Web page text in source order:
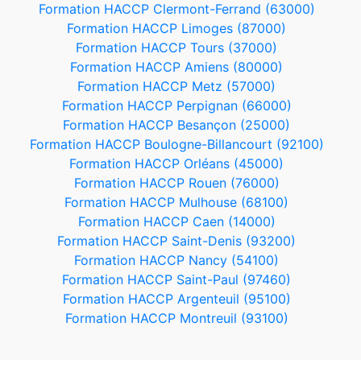
Formation HACCP Clermont-Ferrand (63000)
Formation HACCP Limoges (87000)
Formation HACCP Tours (37000)
Formation HACCP Amiens (80000)
Formation HACCP Metz (57000)
Formation HACCP Perpignan (66000)
Formation HACCP Besançon (25000)
Formation HACCP Boulogne-Billancourt (92100)
Formation HACCP Orléans (45000)
Formation HACCP Rouen (76000)
Formation HACCP Mulhouse (68100)
Formation HACCP Caen (14000)
Formation HACCP Saint-Denis (93200)
Formation HACCP Nancy (54100)
Formation HACCP Saint-Paul (97460)
Formation HACCP Argenteuil (95100)
Formation HACCP Montreuil (93100)